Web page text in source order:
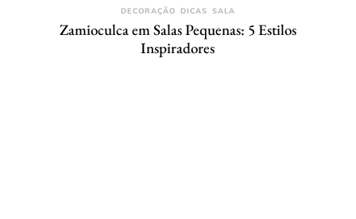
DECORAÇÃO DICAS SALA
Zamioculca em Salas Pequenas: 5 Estilos
Inspiradores